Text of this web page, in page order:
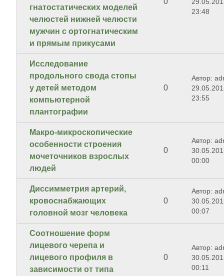
гнатостатических моделей
челюстей нижней челюсти
мужчин с ортогнатическим
и прямым прикусами
23:48
Исследование
продольного свода стопы
у детей методом
компьютерной
плантографии
0
Автор:
23:55
Макро-микроскопические
особенности строения
мочеточников взрослых
людей
0
Автор:
00:00
Диссимметрия артерий,
кровоснабжающих
головной мозг человека
0
Автор:
00:07
Соотношение форм
лицевого черепа и
лицевого профиля в
зависимости от типа
0
Автор:
00:11